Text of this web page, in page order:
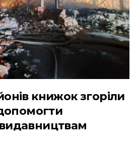
книжок згоріли